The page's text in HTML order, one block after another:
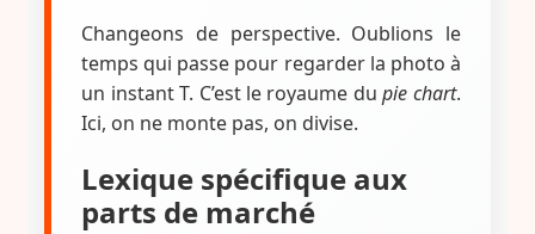
Changeons de perspective. Oublions le
temps qui passe pour regarder la photo à
un instant T. C’est le royaume dupie chart.
Ici, on ne monte pas, on divise.
Lexique spécifique aux
parts de marché